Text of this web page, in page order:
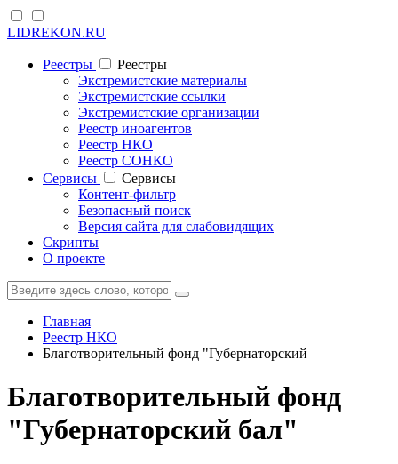
LIDREKON.RU
Реестры
Реестры
Экстремистские материалы
Экстремистские ссылки
Экстремистские организации
Реестр иноагентов
Реестр НКО
Реестр СОНКО
Cервисы
Cервисы
Контент-фильтр
Безопасный поиск
Версия сайта для слабовидящих
Скрипты
О проекте
Главная
Реестр НКО
Благотворительный фонд "Губернаторский
Благотворительный фонд
"Губернаторский бал"